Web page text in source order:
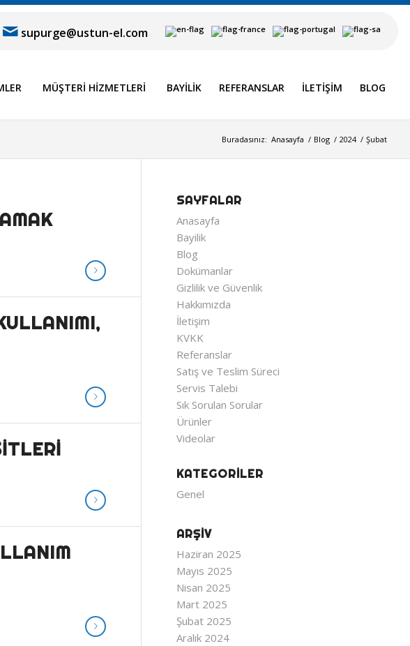
supurge@ustun-el.com
MÜŞTERI HIZMETLERI BAYILIK REFERANSLAR İLETIŞIM BLOG
Buradasınız: Anasayfa / Blog / 2024 / Şubat
SAYFALAR
Anasayfa
Bayilik
Blog
Dokümanlar
Gizlilik ve Güvenlik
Hakkımızda
İletişim
KVKK
Referanslar
Satış ve Teslim Süreci
Servis Talebi
Sık Sorulan Sorular
Ürünler
Videolar
KATEGORILER
Genel
ARŞIV
Haziran 2025
Mayıs 2025
Nisan 2025
Mart 2025
Şubat 2025
Aralık 2024